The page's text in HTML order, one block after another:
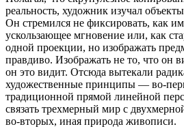
реальность, художник изучал
Он стремился не фиксировать, как
ускользающее мгновение или, как
одной проекции, но изображать
правдиво. Изображать не то, что он
он это видит. Отсюда вытекали
художественные принципы — во-
традиционной прямой линейной
связать трехмерный мир с
во-вторых, иная природа живописи.